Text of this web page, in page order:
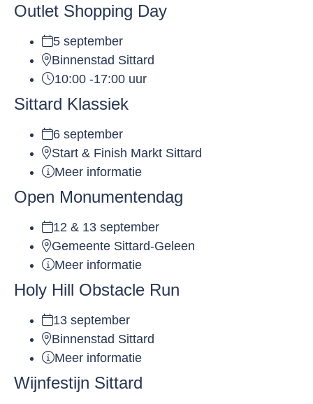
Outlet Shopping Day
5 september
Binnenstad Sittard
10:00 -17:00 uur
Sittard Klassiek
6 september
Start & Finish Markt Sittard
Meer informatie
Open Monumentendag
12 & 13 september
Gemeente Sittard-Geleen
Meer informatie
Holy Hill Obstacle Run
13 september
Binnenstad Sittard
Meer informatie
Wijnfestijn Sittard